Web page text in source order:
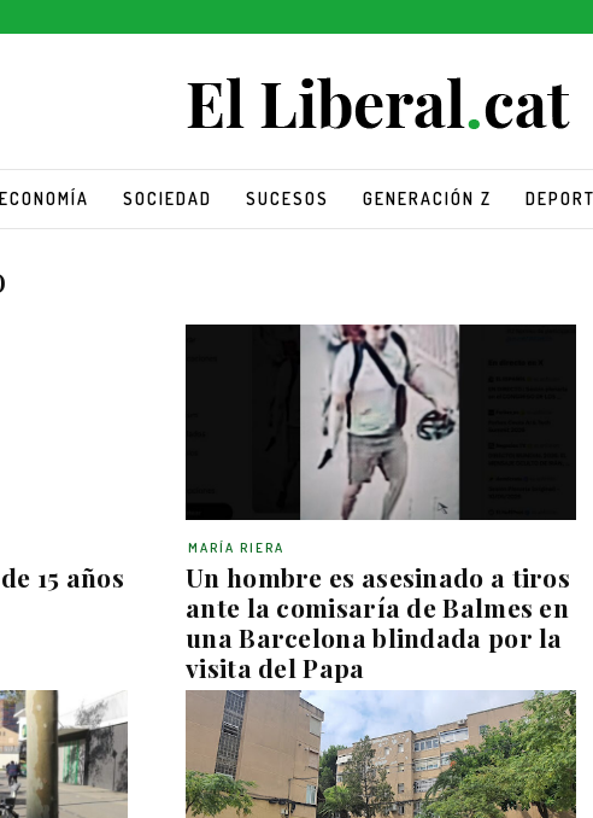
ECONOMÍA SOCIEDAD SUCESOS GENERACIÓN Z
15 años
Un hombre es asesinado a tiros
ante la comisaría de Balmes en
una Barcelona blindada por la
visita del Papa
MARÍA RIERA